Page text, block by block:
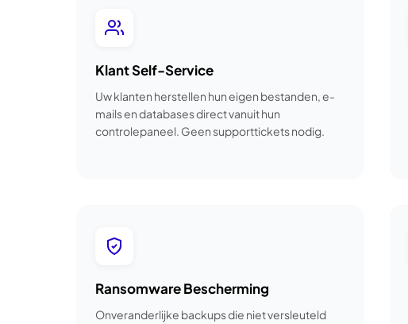
Klant Self-Service
Uw klanten herstellen hun eigen bestanden, e-
mails en databases direct vanuit hun
controlepaneel. Geen supporttickets nodig.
Ransomware Bescherming
Onveranderlijke backups die niet versleuteld